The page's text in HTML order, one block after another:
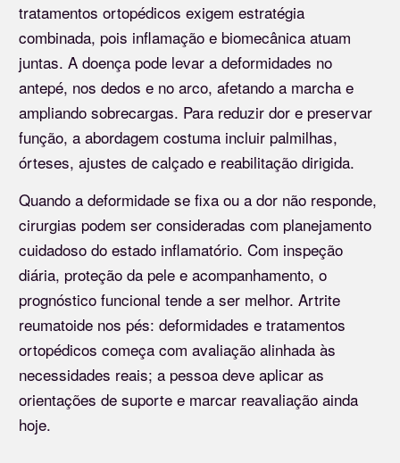
tratamentos ortopédicos exigem estratégia
combinada, pois inflamação e biomecânica atuam
juntas. A doença pode levar a deformidades no
antepé, nos dedos e no arco, afetando a marcha e
ampliando sobrecargas. Para reduzir dor e preservar
função, a abordagem costuma incluir palmilhas,
órteses, ajustes de calçado e reabilitação dirigida.
Quando a deformidade se fixa ou a dor não responde,
cirurgias podem ser consideradas com planejamento
cuidadoso do estado inflamatório. Com inspeção
diária, proteção da pele e acompanhamento, o
prognóstico funcional tende a ser melhor. Artrite
reumatoide nos pés: deformidades e tratamentos
ortopédicos começa com avaliação alinhada às
necessidades reais; a pessoa deve aplicar as
orientações de suporte e marcar reavaliação ainda
hoje.